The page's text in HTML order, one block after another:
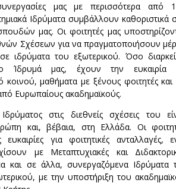
μας με περισσότερα από
Ιδρύματα συμβάλλουν καθοριστικά
μας. Οι φοιτητές μας
Σχέσεων για να πραγματοποιήσουν
ιδρύματα του εξωτερικού. Όσο
Ίδρυμά μας, έχουν την ευκαιρία
μαθήματα με ξένους φοιτητές και
Ευρωπαίους ακαδημαϊκούς.
στις διεθνείς σχέσεις του
και, βέβαια, στη Ελλάδα. Οι
ευκαιρίες για φοιτητικές ανταλλαγές,
με Μεταπτυχιακές και
και σε άλλα, συνεργαζόμενα Ιδρύματα
με την υποστήριξη του